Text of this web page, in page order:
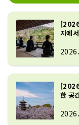
[2026
지에
[2026
한 공